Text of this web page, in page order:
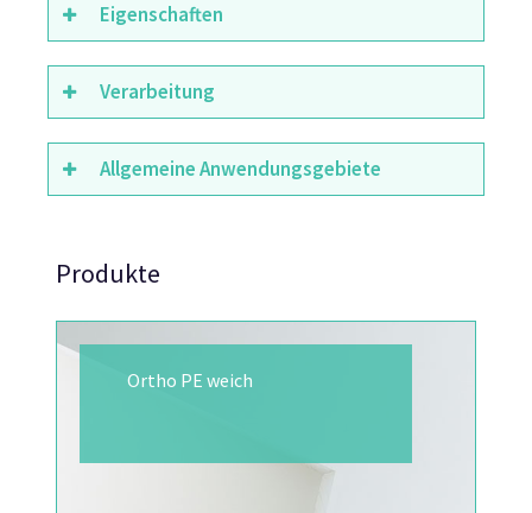
Eigenschaften
Verarbeitung
Allgemeine Anwendungsgebiete
Produkte
Ortho PE weich